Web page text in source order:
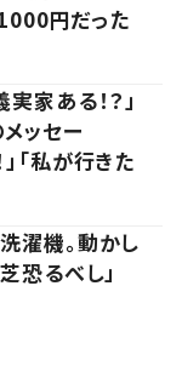
円だった
家ある！？」
ッセー
「私が行きた
濯機。動かし
恐るべし」